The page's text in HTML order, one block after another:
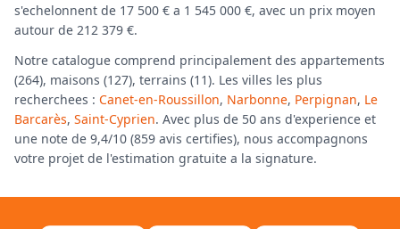
s'echelonnent de 17 500 € a 1 545 000 €, avec un prix moyen
autour de 212 379 €.
Notre catalogue comprend principalement des appartements
(264), maisons (127), terrains (11). Les villes les plus
recherchees : Canet-en-Roussillon, Narbonne, Perpignan, Le
Barcarès, Saint-Cyprien. Avec plus de 50 ans d'experience et
une note de 9,4/10 (859 avis certifies), nous accompagnons
votre projet de l'estimation gratuite a la signature.